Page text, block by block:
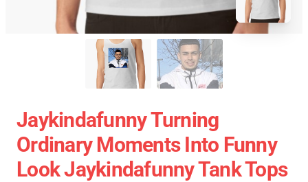
Jaykindafunny Turning
Ordinary Moments Into Funny
Look Jaykindafunny Tank Tops